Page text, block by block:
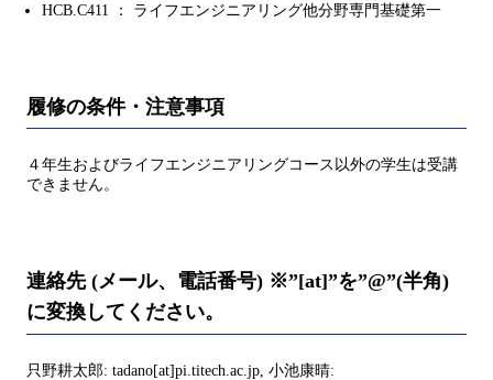
HCB.C411 ： ライフエンジニアリング他分野専門基礎第一
履修の条件・注意事項
４年生およびライフエンジニアリングコース以外の学生は受講
できません。
連絡先 (メール、電話番号) ※”[at]”を”@”(半角)
に変換してください。
只野耕太郎: tadano[at]pi.titech.ac.jp, 小池康晴: